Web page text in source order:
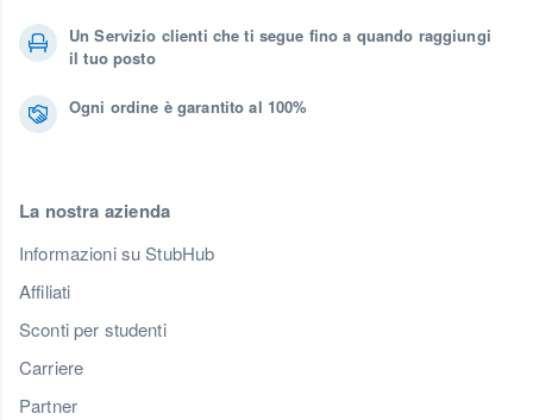
Un Servizio clienti che ti segue fino a quando raggiungi
il tuo posto
Ogni ordine è garantito al 100%
La nostra azienda
Informazioni su StubHub
Affiliati
Sconti per studenti
Carriere
Partner